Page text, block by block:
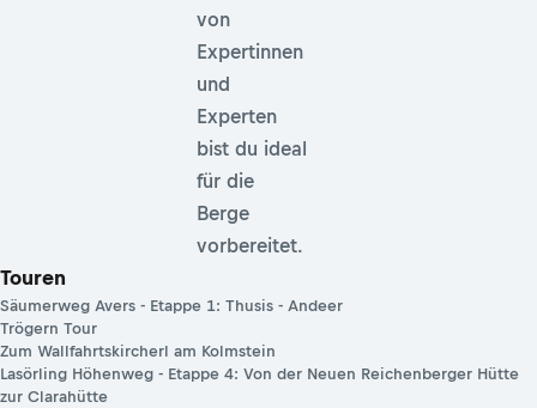
von
Expertinnen
und
Experten
bist du ideal
für die
Berge
vorbereitet.
Touren
Säumerweg Avers - Etappe 1: Thusis - Andeer
Trögern Tour
Zum Wallfahrtskircherl am Kolmstein
Lasörling Höhenweg - Etappe 4: Von der Neuen Reichenberger Hütte
zur Clarahütte